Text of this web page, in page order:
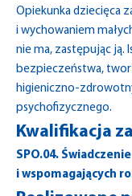
Opiekunka dziecięca
i wychowaniem
nie ma, zastępując ją.
bezpieczeństwa,
higieniczno-
psychofizycznego.
Kwalifikacja
SPO.04.
i wspomagających